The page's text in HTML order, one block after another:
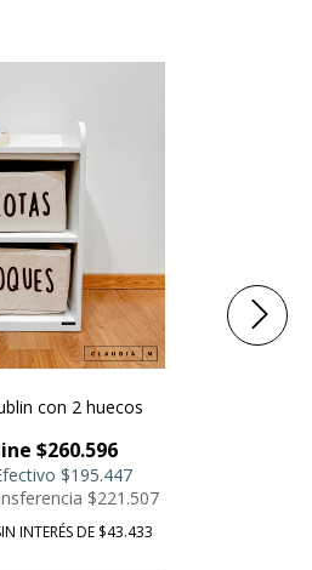
con 2 huecos
$260.596
$195.447
$221.507
INTERÉS DE $43.433